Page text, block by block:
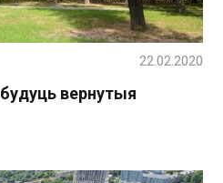
вернутыя
22.02.2020